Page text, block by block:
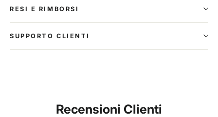
RESI E RIMBORSI
SUPPORTO CLIENTI
Recensioni Clienti